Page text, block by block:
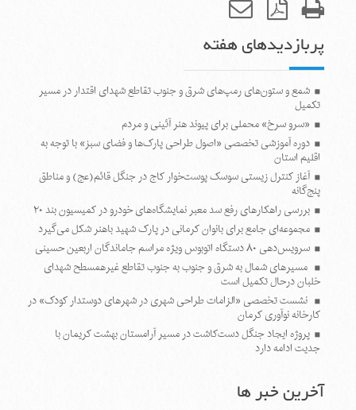
پربازدیدهای هفته
شمع و ستون‌های رمپ‌های شرق و جنوب تقاطع شهدای اقتدار در مسیر
تکمیل
«سرو سرخ» محملی برای پیوند هنر آئینی و مردم
دوره آموزشی تخصصی «اصول طراحی پارک‌ها و فضای سبز» با توجه به
اقلیم استان
آغاز کنترل زیستی سوسک پوست‌خوار کاج در جنگل قائم(عج) و مناطق
پنج‌گانه
بررسی راهکارهای رفع سد معبر نمایشگاه‌های خودرو در کمیسیون بند ۲۰
مجموعه‌ای جامع برای بانوان کرمانی در پارک شهید باهنر شکل می‌گیرد
سرویس‌دهی ۸۰ دستگاه اتوبوس ویژه مراسم جاماندگان اربعین حسینی
مسیرهای شمال به شرق و جنوب به جنوب تقاطع غیرهمسطح شهدای
خلبان درحال تکمیل است
نشست تخصصی «الزامات طراحی شهری در شهرهای دوستدار کودک» در
کارخانه نوآوری کرمان
پروژه ایجاد جنگل دست‌کاشت در مسیر آرامستان بهشت کریمان با
جدیت ادامه دارد
آخرین خبر ها